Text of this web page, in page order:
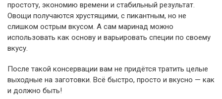
простоту, экономию времени и стабильный результат.
Овощи получаются хрустящими, с пикантным, но не
слишком острым вкусом. А сам маринад можно
использовать как основу и варьировать специи по своему
вкусу.
После такой консервации вам не придётся тратить целые
выходные на заготовки. Всё быстро, просто и вкусно — как
и должно быть!